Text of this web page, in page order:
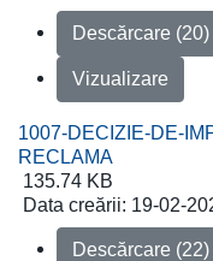
Descărcare (20)
Vizualizare
1007-DECIZIE-DE-
RECLAMA
135.74 KB
Data creării: 19-02-
Descărcare (22)